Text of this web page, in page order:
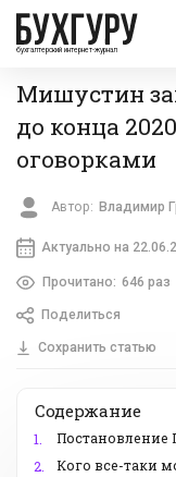
бухгалтерский интернет-журнал
Мишустин
до конца
оговорками
Автор: Владимир
Актуально на
Прочитано: 646 раз
Поделиться
Сохранить статью
Содержание
1.
Постановление
2.
Кого все-таки